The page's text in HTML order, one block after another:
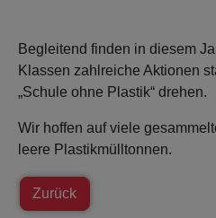
Begleitend finden in diesem
Klassen zahlreiche Aktionen
„Schule ohne Plastik“ drehen.
Wir hoffen auf viele
leere Plastikmülltonnen.
Zurück